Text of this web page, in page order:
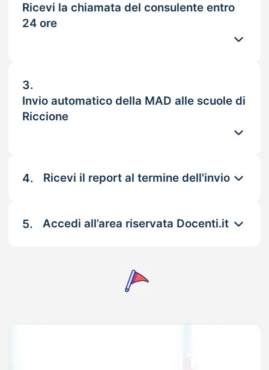
Ricevi la chiamata del consulente entro
24 ore
3.
Invio automatico della MAD alle scuole di
Riccione
4. Ricevi il report al termine dell'invio
5. Accedi all’area riservata Docenti.it